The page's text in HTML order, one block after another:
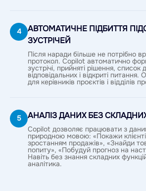
4
АВТОМАТИЧНЕ ПІДБИТТЯ
ЗУСТРІЧЕЙ
Після наради більше не потрібно
протокол. Copilot автоматично
зустрічі, прийняті рішення, список
відповідальних і відкриті
для керівників проєктів і відділів
5 АНАЛІЗ ДАНИХ БЕЗ
Copilot дозволяє працювати з
природною мовою: «Покажи
зростанням продажів», «Знайди
попиту», «Побудуй прогноз на
Навіть без знання складних
аналітика.